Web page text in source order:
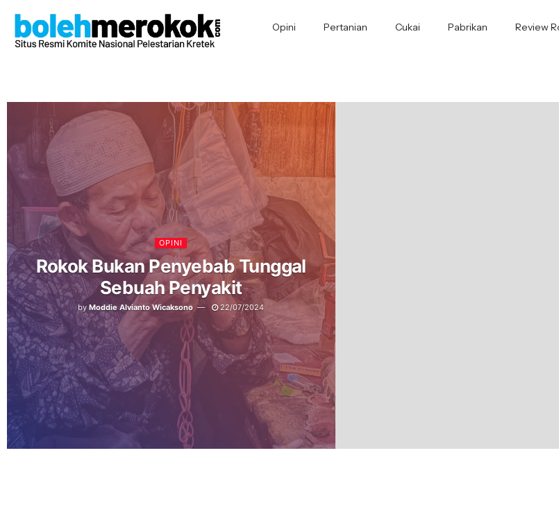
Opini Pertanian Cukai Pabrikan Review
OPINI
Rokok Bukan Penyebab Tunggal
Sebuah Penyakit
by Moddie Alvianto Wicaksono 22/07/2024